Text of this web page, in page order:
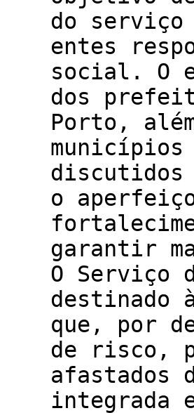
do
entes
social. O
dos
Porto,
discutidos
o
garantir
O Serviço
destinado
que, por
de risco,
afastados
integrada